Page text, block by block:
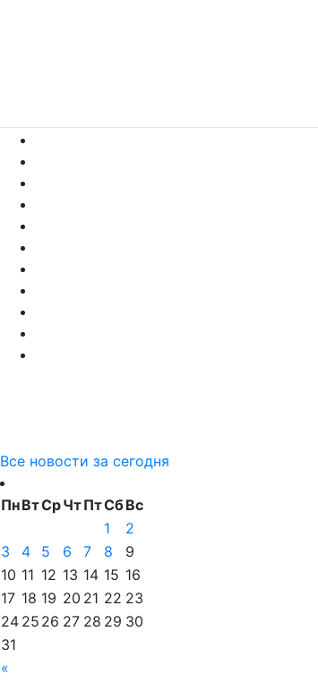
Все новости за сегодня
ПнВтСрЧтПтСбВс
«
1
2
3
4 5 6 7 8
9
10 11 12 13 14 15 16
17 18 19 20 21 22 23
24 25 26 27 28 29 30
31